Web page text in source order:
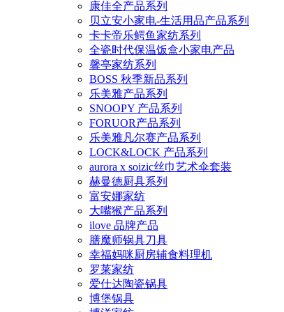
康佳全产品系列
贝立安小家电-生活用品产品系列
卡卡帝乐鳄鱼家纺系列
全瓷时代保温饭盒小家电产品
馨亭家纺系列
BOSS 秋季新品系列
乐美雅产品系列
SNOOPY 产品系列
FORUOR产品系列
乐美雅凡尔赛产品系列
LOCK&LOCK 产品系列
aurora x soizic丝巾艺术伞套装
赫曼德厨具系列
富安娜家纺
大嘴猴产品系列
ilove 品牌产品
膳魔师锅具刀具
幸福妈咪厨房辅食料理机
罗莱家纺
爱仕达陶瓷锅具
博堡锅具